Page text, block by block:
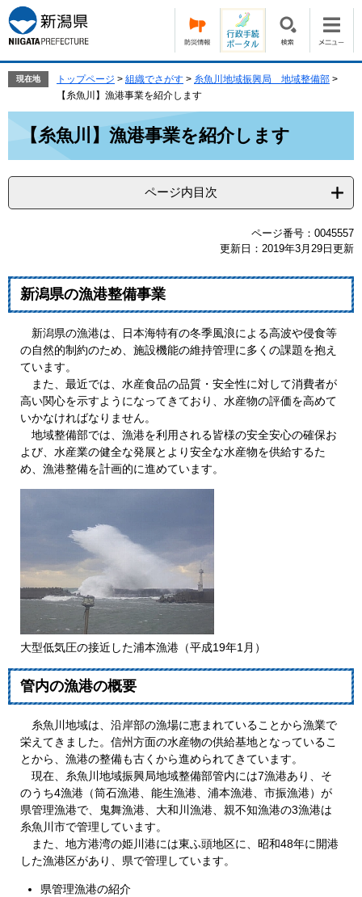
ー
ジ
の
で
ニ
ュ
ー
ば
本
文
現在地 トップページ > 組織でさがす > 糸魚川地域振興局 地域整備部 >
【糸魚川】漁港事業を紹介します
【糸魚川】漁港事業を紹介します
ページ内目次
ページ番号：0045557
更新日：2019年3月29日更新
新潟県の漁港整備事業
新潟県の漁港は、日本海特有の冬季風浪による高波や侵食等
の自然的制約のため、施設機能の維持管理に多くの課題を抱え
ています。
また、最近では、水産食品の品質・安全性に対して消費者が
高い関心を示すようになってきており、水産物の評価を高めて
いかなければなりません。
地域整備部では、漁港を利用される皆様の安全安心の確保お
よび、水産業の健全な発展とより安全な水産物を供給するた
め、漁港整備を計画的に進めています。
大型低気圧の接近した浦本漁港（平成19年1月）
管内の漁港の概要
糸魚川地域は、沿岸部の漁場に恵まれていることから漁業で
栄えてきました。信州方面の水産物の供給基地となっているこ
とから、漁港の整備も古くから進められてきています。
現在、糸魚川地域振興局地域整備部管内には7漁港あり、そ
のうち4漁港（筒石漁港、能生漁港、浦本漁港、市振漁港）が
県管理漁港で、鬼舞漁港、大和川漁港、親不知漁港の3漁港は
糸魚川市で管理しています。
また、地方港湾の姫川港には東ふ頭地区に、昭和48年に開港
した漁港区があり、県で管理しています。
県管理漁港の紹介